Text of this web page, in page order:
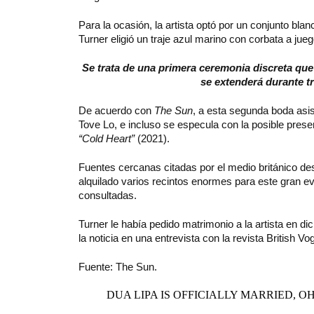
Para la ocasión, la artista optó por un conjunto
Turner eligió un traje azul marino con corbata a
Se trata de una primera ceremonia discreta
se extenderá durante
De acuerdo con The Sun, a esta segunda boda
Tove Lo, e incluso se especula con la posible
“Cold Heart”(2021).
Fuentes cercanas citadas por el medio británico
alquilado varios recintos enormes para este gran
consultadas.
Turner le había pedido matrimonio a la artista en
la noticia en una entrevista con la revista British
Fuente: The Sun.
DUA LIPA IS OFFICIALLY MARRIED,